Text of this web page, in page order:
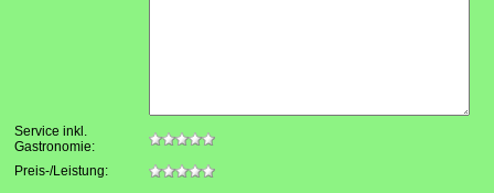
Service inkl.
Gastronomie:
Preis-/Leistung: